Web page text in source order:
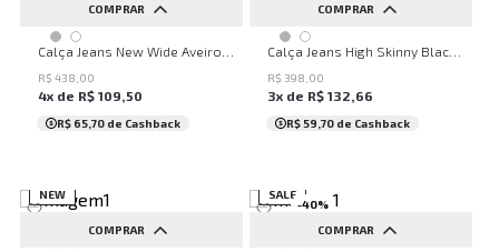
COMPRAR
32 34 36 38
40
42
...
R$ 438 00
4x de R$ 109,50
R$ 65,70 de Cashback
COMPRAR
32 34 36 38
40
42
...
R$ 398 00
3x de R$ 132,66
R$ 59,70 de Cashback
NEW
COMPRAR
SALE
-40%
COMPRAR